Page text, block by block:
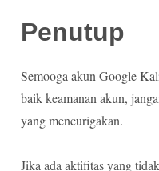
Penutup
Semooga akun Google
baik keamanan akun,
yang mencurigakan.
Jika ada aktifitas yang